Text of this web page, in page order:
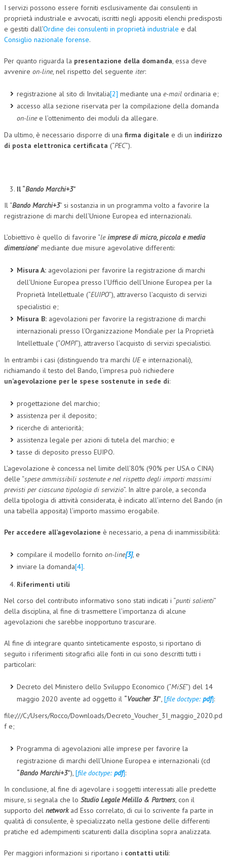
I servizi possono essere forniti esclusivamente dai consulenti in
proprietà industriale e avvocati, iscritti negli appositi elenchi predisposti
e gestiti dall’Ordine dei consulenti in proprietà industriale e dal
Consiglio nazionale forense.
Per quanto riguarda la presentazione della domanda, essa deve
avvenire on-line, nel rispetto del seguente iter:
registrazione al sito di Invitalia[2] mediante una e-mail ordinaria e;
accesso alla sezione riservata per la compilazione della domanda
on-linee l’ottenimento dei moduli da allegare.
Da ultimo, è necessario disporre di una firma digitale e di un indirizzo
di posta elettronica certificata (“PEC”).
Il “Bando Marchi+3”
Il “Bando Marchi+3” si sostanzia in un programma volto a favorire la
registrazione di marchi dell’Unione Europea ed internazionali.
L’obiettivo è quello di favorire “leimprese di micro, piccola e media
dimensione” mediante due misure agevolative differenti:
Misura A: agevolazioni per favorire la registrazione di marchi
dell’Unione Europea presso l’Ufficio dell’Unione Europea per la
Proprietà Intellettuale (“EUIPO”), attraverso l’acquisto di servizi
specialistici e;
Misura B: agevolazioni per favorire la registrazione di marchi
internazionali presso l’Organizzazione Mondiale per la Proprietà
Intellettuale (“OMPI”), attraverso l’acquisto di servizi specialistici.
In entrambi i casi (distinguendo tra marchi UEe internazionali),
richiamando il testo del Bando, l’impresa può richiedere
un’agevolazione per le spese sostenute in sede di:
progettazione del marchio;
assistenza per il deposito;
ricerche di anteriorità;
assistenza legale per azioni di tutela del marchio; e
tasse di deposito presso EUIPO.
L’agevolazione è concessa nel limite dell’80% (90% per USA o CINA)
delle “spese ammissibili sostenute e nel rispetto degli importi massimi
previsti per ciascuna tipologia di servizio”. In altre parole, a seconda
della tipologia di attività considerata, è indicato all’interno del Bando (in
una tabella apposita) l’importo massimo erogabile.
Per accedere all’agevolazione è necessario, a pena di inammissibilità:
compilare il modello fornito on-line[3], e
inviare la domanda[4].
Riferimenti utili
Nel corso del contributo informativo sono stati indicati i “punti salienti”
della disciplina, al fine di trasmettere l’importanza di alcune
agevolazioni che sarebbe inopportuno trascurare.
Al fine di integrare quanto sinteticamente esposto, si riportano di
seguito i riferimenti sitografici alle fonti in cui sono descritti tutti i
particolari:
Decreto del Ministero dello Sviluppo Economico (“MiSE”) del 14
maggio 2020 avente ad oggetto il “Voucher 3I”, [file doctype: pdf]:
file:///C:/Users/Rocco/Downloads/Decreto_Voucher_3I_maggio_2020.pd
f e;
Programma di agevolazioni alle imprese per favorire la
registrazione di marchi dell’Unione Europea e internazionali (cd
“Bando Marchi+3”), [file doctype: pdf]:
In conclusione, al fine di agevolare i soggetti interessati alle predette
misure, si segnala che lo Studio Legale Melillo & Partners, con il
supporto del networkad Esso correlato, di cui lo scrivente fa parte in
qualità di consulente, è specializzato nella gestione delle differenti
pratiche ed adempimenti scaturenti dalla disciplina sopra analizzata.
Per maggiori informazioni si riportano i contatti utili: